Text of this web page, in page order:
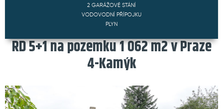
RD 5+1 na pozemku 1 062 m2 v Praze
4-Kamýk
2 GARÁŽOVÉ STÁNÍ
VODOVODNÍ PŘÍPOJKU
PLYN